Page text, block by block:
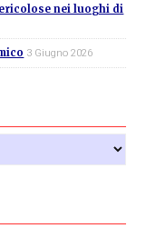
nei luoghi di
3 Giugno 2026